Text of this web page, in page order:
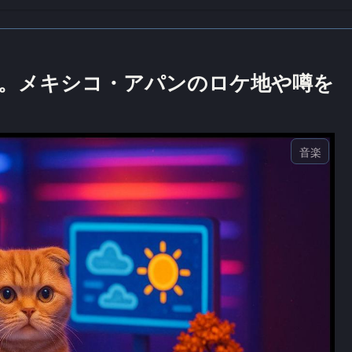
メキシコ・アパンのロケ地や噂を
音楽